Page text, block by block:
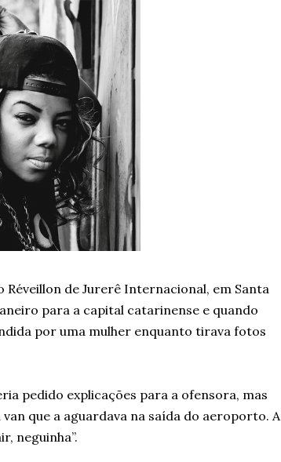
de Jurerê Internacional, em Santa
para a capital catarinense e quando
por uma mulher enquanto tirava fotos
pedido explicações para a ofensora, mas
que a aguardava na saída do aeroporto. A
neguinha”.